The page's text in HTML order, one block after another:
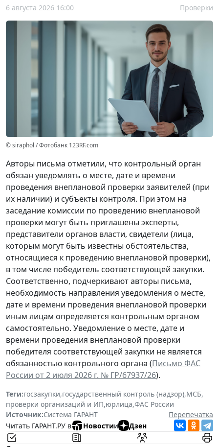
6 августа 2026 16:00 Проверки
© siraphol / Фотобанк 123RF.com
Авторы письма отметили, что контрольный орган
обязан уведомлять о месте, дате и времени
проведения внеплановой проверки заявителей (при
их наличии) и субъекты контроля. При этом на
заседание комиссии по проведению внеплановой
проверки могут быть приглашены эксперты,
представители органов власти, свидетели (лица,
которым могут быть известны обстоятельства,
относящиеся к проведению внеплановой проверки),
в том числе победитель соответствующей закупки.
Соответственно, подчеркивают авторы письма,
необходимость направления уведомления о месте,
дате и времени проведения внеплановой проверки
иным лицам определяется контрольным органом
самостоятельно. Уведомление о месте, дате и
времени проведения внеплановой проверки
победителя соответствующей закупки не является
обязанностью контрольного органа (Письмо ФАС
России от 2 июля 2026 г. № ГР/67937/26).
Теги:госзакупки,государственный контроль (надзор),МСБ,
проверки организаций и ИП,юрлица,ФАС России
Источник:Система ГАРАНТ
Перепечатка
Читать ГАРАНТ.РУ в
Новостии Дзен